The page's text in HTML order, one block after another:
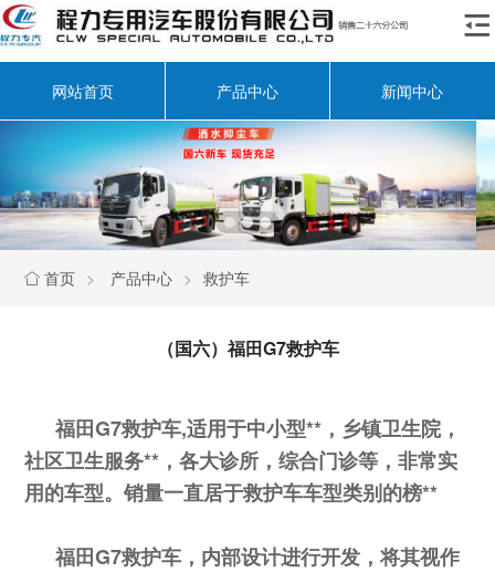

网站首页 产品中心 新闻中心
 首页 > 产品中心 > 救护车
（国六）福田G7救护车
福田G7救护车,适用于中小型**，乡镇卫生院，
社区卫生服务**，各大诊所，综合门诊等，非常实
用的车型。销量一直居于救护车车型类别的榜**
福田G7救护车，内部设计进行开发，将其视作